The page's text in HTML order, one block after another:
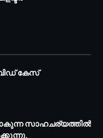
കേസ്
സാഹചര്യത്തില്‍